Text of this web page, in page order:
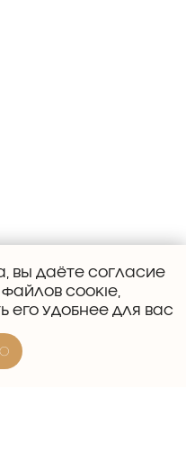
ВЫ ДАЁТЕ СОГЛАСИЕ
COOKIE,
УДОБНЕЕ ДЛЯ ВАС